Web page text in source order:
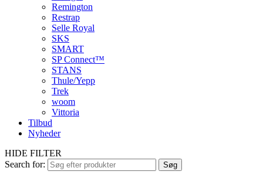
Remington
Restrap
Selle Royal
SKS
SMART
SP Connect™
STANS
Thule/Yepp
Trek
woom
Vittoria
Tilbud
Nyheder
HIDE FILTER
Search for:
Søg